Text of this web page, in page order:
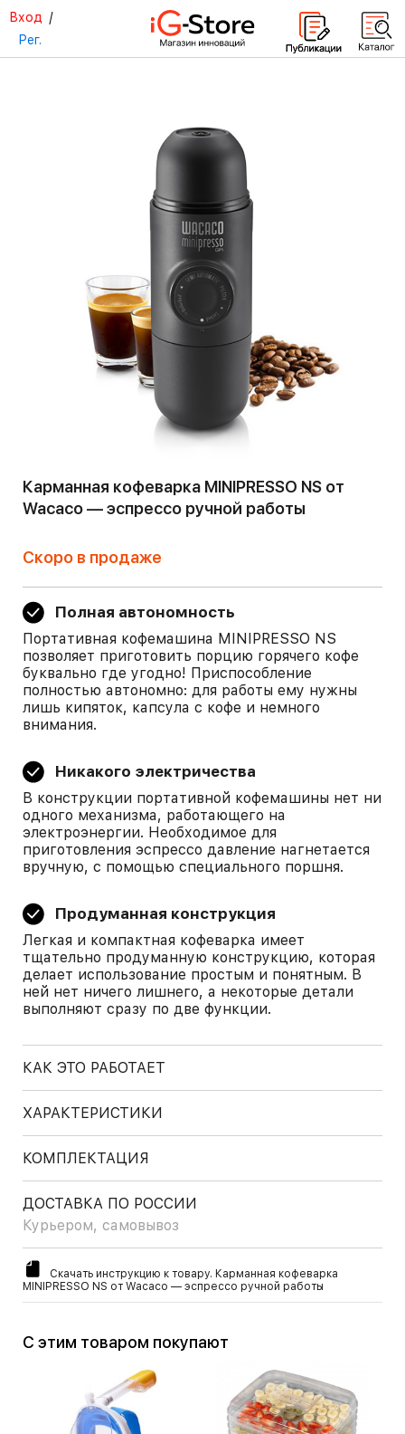
Вход /
Рег.
Карманная кофеварка MINIPRESSO NS от
Wacaco — эспрессо ручной работы
Скоро в продаже
Полная автономность
Портативная кофемашина MINIPRESSO NS
позволяет приготовить порцию горячего кофе
буквально где угодно! Приспособление
полностью автономно: для работы ему нужны
лишь кипяток, капсула с кофе и немного
внимания.
Никакого электричества
В конструкции портативной кофемашины нет ни
одного механизма, работающего на
электроэнергии. Необходимое для
приготовления эспрессо давление нагнетается
вручную, с помощью специального поршня.
Продуманная конструкция
Легкая и компактная кофеварка имеет
тщательно продуманную конструкцию, которая
делает использование простым и понятным. В
ней нет ничего лишнего, а некоторые детали
выполняют сразу по две функции.
КАК ЭТО РАБОТАЕТ
ХАРАКТЕРИСТИКИ
КОМПЛЕКТАЦИЯ
ДОСТАВКА ПО РОССИИ
Курьером, самовывоз
Скачать инструкцию к товару. Карманная кофеварка
MINIPRESSO NS от Wacaco — эспрессо ручной работы
С этим товаром покупают